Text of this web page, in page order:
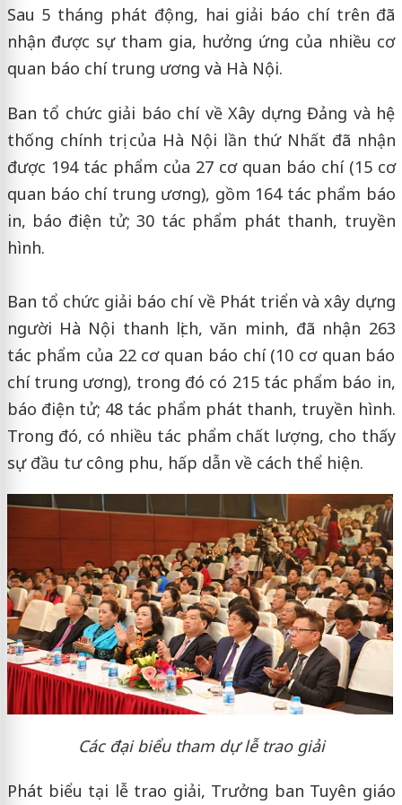
Sau 5 tháng phát động, hai giải báo chí trên đã
nhận được sự tham gia, hưởng ứng của nhiều cơ
quan báo chí trung ương và Hà Nội.
Ban tổ chức giải báo chí về Xây dựng Đảng và hệ
thống chính trị của Hà Nội lần thứ Nhất đã nhận
được 194 tác phẩm của 27 cơ quan báo chí (15 cơ
quan báo chí trung ương), gồm 164 tác phẩm báo
in, báo điện tử; 30 tác phẩm phát thanh, truyền
hình.
Ban tổ chức giải báo chí về Phát triển và xây dựng
người Hà Nội thanh lịch, văn minh, đã nhận 263
tác phẩm của 22 cơ quan báo chí (10 cơ quan báo
chí trung ương), trong đó có 215 tác phẩm báo in,
báo điện tử; 48 tác phẩm phát thanh, truyền hình.
Trong đó, có nhiều tác phẩm chất lượng, cho thấy
sự đầu tư công phu, hấp dẫn về cách thể hiện.
Các đại biểu tham dự lễ trao giải
Phát biểu tại lễ trao giải, Trưởng ban Tuyên giáo